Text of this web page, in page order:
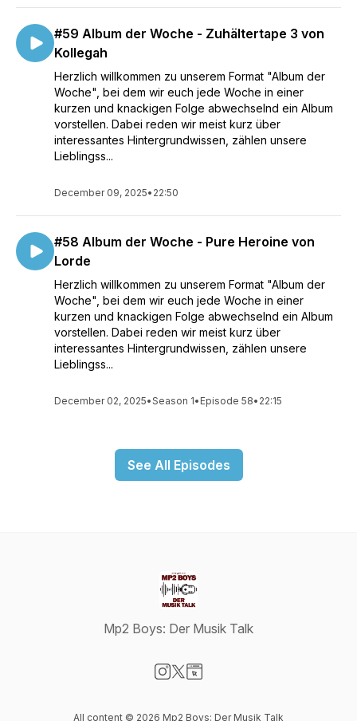
#59 Album der Woche - Zuhältertape 3 von
Kollegah
Herzlich willkommen zu unserem Format "Album der
Woche", bei dem wir euch jede Woche in einer
kurzen und knackigen Folge abwechselnd ein Album
vorstellen. Dabei reden wir meist kurz über
interessantes Hintergrundwissen, zählen unsere
Lieblingss...
December 09, 2025• 22:50
#58 Album der Woche - Pure Heroine von
Lorde
Herzlich willkommen zu unserem Format "Album der
Woche", bei dem wir euch jede Woche in einer
kurzen und knackigen Folge abwechselnd ein Album
vorstellen. Dabei reden wir meist kurz über
interessantes Hintergrundwissen, zählen unsere
Lieblingss...
December 02, 2025•Season 1• Episode 58• 22:15
See All Episodes
Mp2 Boys: Der Musik Talk
All content © 2026 Mp2 Boys: Der Musik Talk